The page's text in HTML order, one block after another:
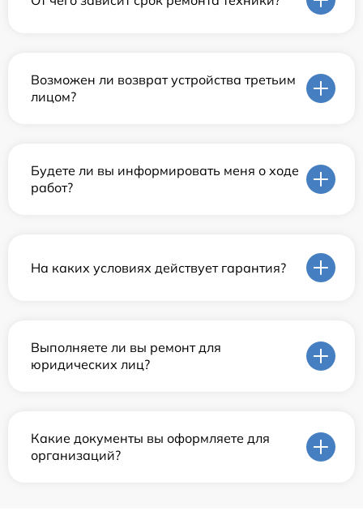
Возможен ли возврат устройства третьим
лицом?
Будете ли вы информировать меня о ходе
работ?
На каких условиях действует гарантия?
Выполняете ли вы ремонт для
юридических лиц?
Какие документы вы оформляете для
организаций?